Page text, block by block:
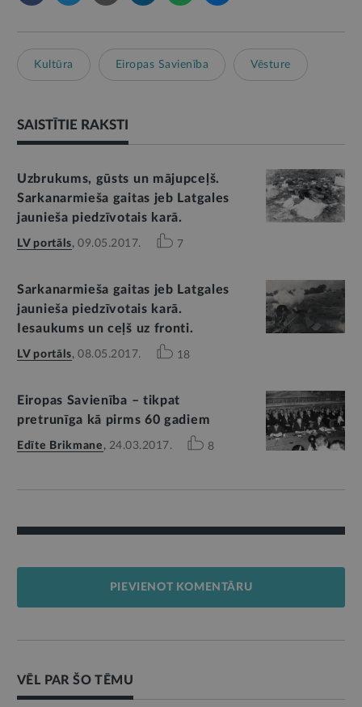
Kultūra Eiropas Savienība Vēsture
SAISTĪTIE RAKSTI
Uzbrukums, gūsts un mājupceļš.
Sarkanarmieša gaitas jeb Latgales
jaunieša piedzīvotais karā.
LV portāls, 09.05.2017. 7
Sarkanarmieša gaitas jeb Latgales
jaunieša piedzīvotais karā.
Iesaukums un ceļš uz fronti.
LV portāls, 08.05.2017. 18
Eiropas Savienība – tikpat
pretrunīga kā pirms 60 gadiem
Edīte Brikmane , 24.03.2017. 8
PIEVIENOT KOMENTĀRU
VĒL PAR ŠO TĒMU